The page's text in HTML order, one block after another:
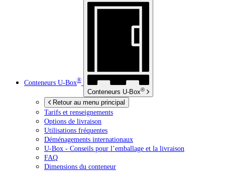
Conteneurs U-Box®
Conteneurs U-Box®
Retour au menu principal
Tarifs et renseignements
Options de livraison
Utilisations fréquentes
Déménagements internationaux
U-Box - Conseils pour l’emballage et la livraison
FAQ
Dimensions du conteneur